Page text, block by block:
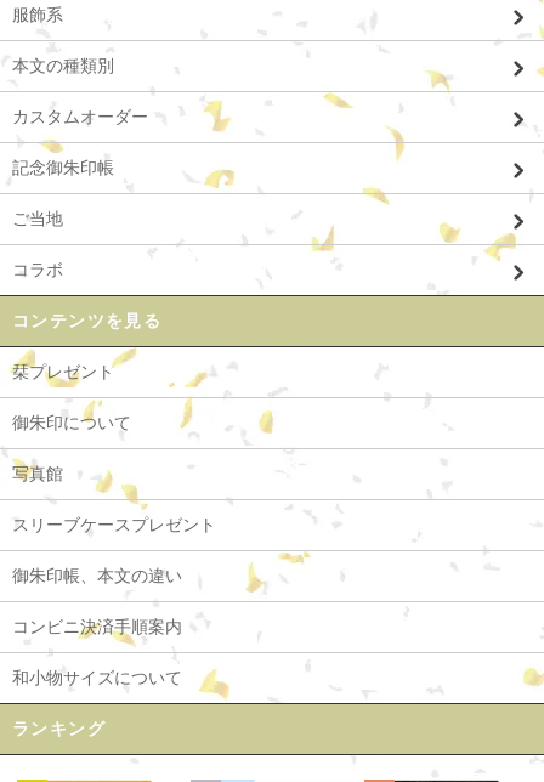
服飾系
本文の種類別
カスタムオーダー
記念御朱印帳
ご当地
コラボ
コンテンツを見る
栞プレゼント
御朱印について
写真館
スリーブケースプレゼント
御朱印帳、本文の違い
コンビニ決済手順案内
和小物サイズについて
ランキング